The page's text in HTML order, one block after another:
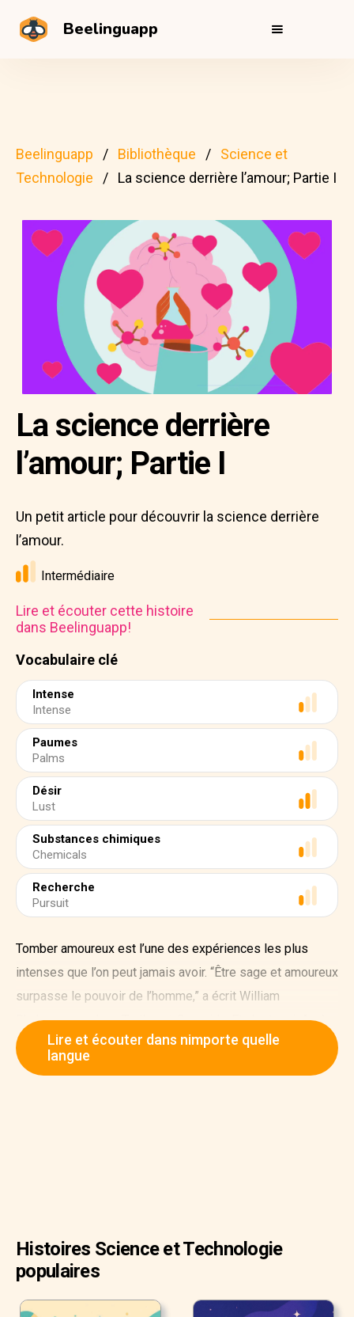
Beelinguapp
Beelinguapp Bibliothèque
Science et
Technologie
La science derrière l’amour; Partie I
Vocabulaire clé
Intense
Intense
Paumes
Palms
Désir
Lust
Substances chimiques
Chemicals
Recherche
Pursuit
La science derrière
l’amour; Partie I
Un petit article pour découvrir la science derrière
l’amour.
Intermédiaire
Lire et écouter cette histoire
dans Beelinguapp!
Tomber amoureux est l’une des expériences les plus
intenses que l’on peut jamais avoir. “Être sage et amoureux
surpasse le pouvoir de l’homme,” a écrit William
Shakespeare dans Troilus et Cressida. Et c’est vrai. Après
tout, comment pouvez-vous être sage quand votre cœur
commence à battre, vos paumes sont en sueur, et vos
Lire et écouter dans nimporte quelle
langue
Histoires Science et Technologie
populaires